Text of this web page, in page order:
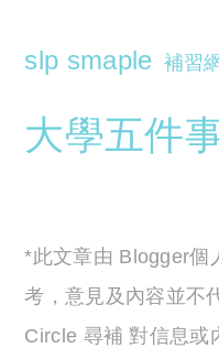
slp smaple 補習
大學五件
*此文章由 Blogger個
考，意見及內容並不
Circle 尋補 對信息或